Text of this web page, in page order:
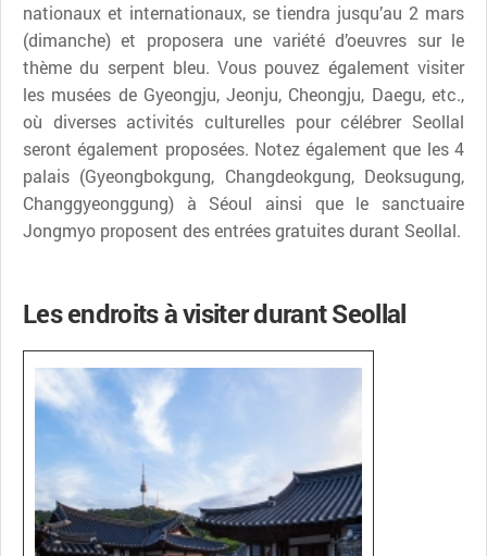
nationaux et internationaux, se tiendra jusqu’au 2 mars
(dimanche) et proposera une variété d’oeuvres sur le
thème du serpent bleu. Vous pouvez également visiter
les musées de Gyeongju, Jeonju, Cheongju, Daegu, etc.,
où diverses activités culturelles pour célébrer Seollal
seront également proposées. Notez également que les 4
palais (Gyeongbokgung, Changdeokgung, Deoksugung,
Changgyeonggung) à Séoul ainsi que le sanctuaire
Jongmyo proposent des entrées gratuites durant Seollal.
Les endroits à visiter durant Seollal